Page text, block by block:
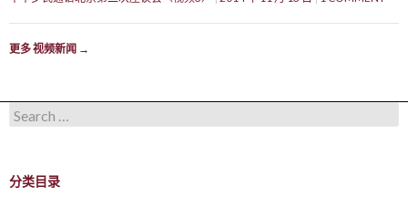
更多 视频新闻 →
Search for:
分类目录